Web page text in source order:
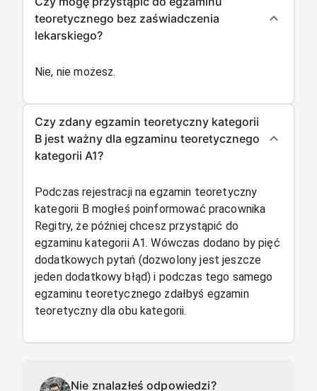
teoretycznego bez zaświadczenia
lekarskiego?
Nie, nie możesz.
Czy zdany egzamin teoretyczny kategorii
B jest ważny dla egzaminu teoretycznego
kategorii A1?
Podczas rejestracji na egzamin teoretyczny
kategorii B mogłeś poinformować pracownika
Regitry, że później chcesz przystąpić do
egzaminu kategorii A1. Wówczas dodano by pięć
dodatkowych pytań (dozwolony jest jeszcze
jeden dodatkowy błąd) i podczas tego samego
egzaminu teoretycznego zdałbyś egzamin
teoretyczny dla obu kategorii.
Nie znalazłeś odpowiedzi?